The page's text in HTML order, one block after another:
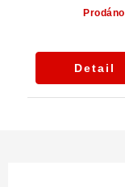
Prodáno
Detail